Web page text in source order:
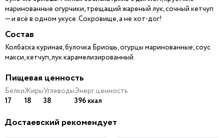
маринованные огурчики, трещащий жареный лук, сочный кетчуп
— и всё в одном укусе. Сокровище, а не хот-дог!
Состав
Колбаска куриная, булочка Бриошь, огурцы маринованные, соус
макси, кетчуп, лук карамелизированный.
Пищевая ценность
Белки
17
Жиры
18
Углеводы
38
Энерг. ценность
396 ккал
Достаевский рекомендует